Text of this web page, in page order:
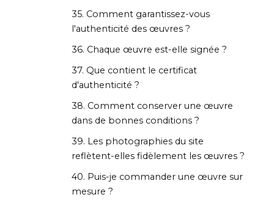
35. Comment garantissez-vous
l'authenticité des œuvres ?
36. Chaque œuvre est-elle signée ?
37. Que contient le certificat
d'authenticité ?
38. Comment conserver une œuvre
dans de bonnes conditions ?
39. Les photographies du site
reflètent-elles fidèlement les œuvres ?
40. Puis-je commander une œuvre sur
mesure ?